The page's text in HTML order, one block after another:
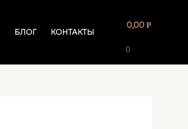
БЛОГ КОНТАКТЫ
0,00 Р
0